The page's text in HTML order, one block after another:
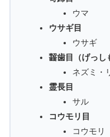
ウマ
ウサギ目
ウサギ
齧歯目（げっし
ネズミ・
霊長目
サル
コウモリ目
コウモリ